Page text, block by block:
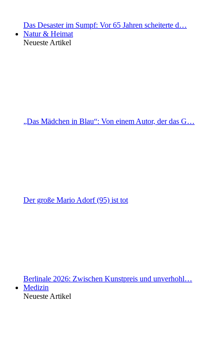
Das Desaster im Sumpf: Vor 65 Jahren scheiterte d…
Natur & Heimat
Neueste Artikel
„Das Mädchen in Blau“: Von einem Autor, der das G…
Der große Mario Adorf (95) ist tot
Berlinale 2026: Zwischen Kunstpreis und unverhohl…
Medizin
Neueste Artikel